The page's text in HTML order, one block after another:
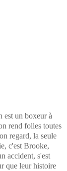
est un boxeur à
rend folles toutes
regard, la seule
c'est Brooke,
accident, s'est
que leur histoire